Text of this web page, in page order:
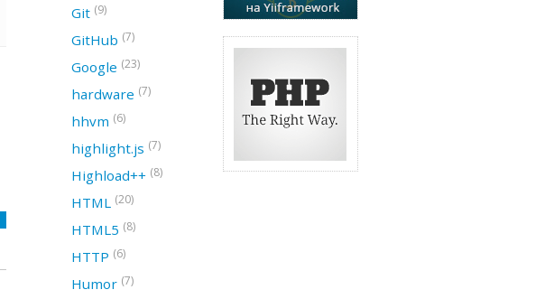
Git (9)
GitHub (7)
Google (23)
hardware (7)
hhvm (6)
highlight.js (7)
Highload++ (8)
HTML (20)
HTML5 (8)
HTTP (6)
Humor (7)